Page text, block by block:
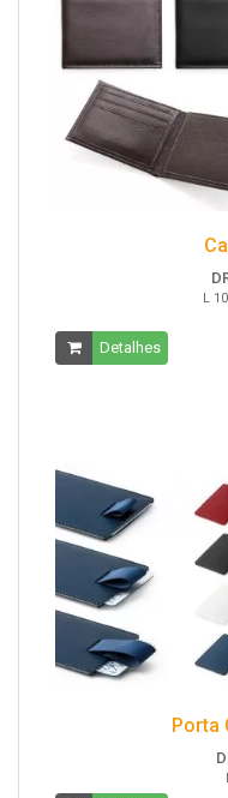
L
Detalhes
Porta